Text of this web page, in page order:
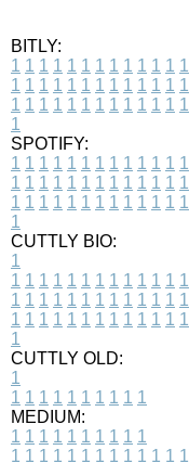
BITLY:
1 1 1 1 1 1 1 1 1 1 1 1 1
1 1 1 1 1 1 1 1 1 1 1 1 1
1 1 1 1 1 1 1 1 1 1 1 1 1
1
SPOTIFY:
1 1 1 1 1 1 1 1 1 1 1 1 1
1 1 1 1 1 1 1 1 1 1 1 1 1
1 1 1 1 1 1 1 1 1 1 1 1 1
1
CUTTLY BIO:
1
1 1 1 1 1 1 1 1 1 1 1 1 1
1 1 1 1 1 1 1 1 1 1 1 1 1
1 1 1 1 1 1 1 1 1 1 1 1 1
1
CUTTLY OLD:
1
1 1 1 1 1 1 1 1 1 1
MEDIUM:
1 1 1 1 1 1 1 1 1 1
1 1 1 1 1 1 1 1 1 1 1 1 1